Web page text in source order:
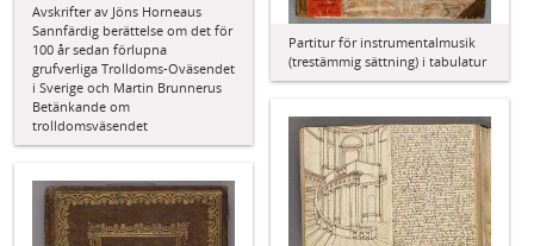
Avskrifter av Jöns Horneaus
Sannfärdig berättelse om det för
100 år sedan förlupna
grufverliga Trolldoms-Oväsendet
i Sverige och Martin Brunnerus
Betänkande om
trolldomsväsendet
Partitur för instrumentalmusik
(trestämmig sättning) i tabulatur